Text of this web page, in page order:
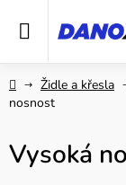
DomůŽidle a křesla
nosnost
Vysoká